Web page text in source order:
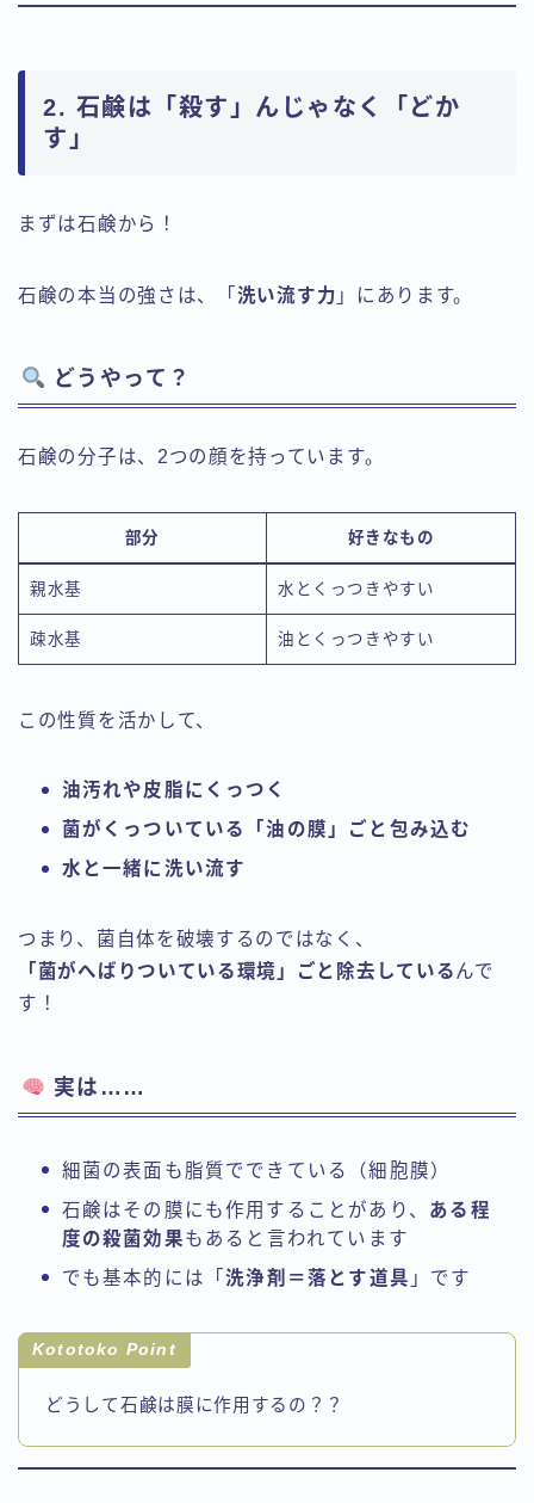
2. 石鹸は「殺す」んじゃなく「どか
す」
まずは石鹸から！
石鹸の本当の強さは、「 洗い流す力 」にあります。
どうやって？
石鹸の分子は、2つの顔を持っています。
部分 好きなもの
親水基 水とくっつきやすい
疎水基 油とくっつきやすい
この性質を活かして、
油汚れや皮脂にくっつく
菌がくっついている「油の膜」ごと包み込む
水と一緒に洗い流す
つまり、菌自体を破壊するのではなく、
「菌がへばりついている環境」ごと除去しているんで
す！
実は……
細菌の表面も脂質でできている（細胞膜）
石鹸はその膜にも作用することがあり、 ある程
度の殺菌効果もあると言われています
でも基本的には「洗浄剤＝落とす道具 」です
Kototoko Point
どうして石鹸は膜に作用するの？？